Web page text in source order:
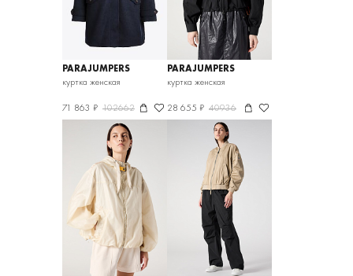
PARAJUMPERS
куртка женская
71 863 ₽ 102662
PARAJUMPERS
куртка женская
28 655 ₽ 40936